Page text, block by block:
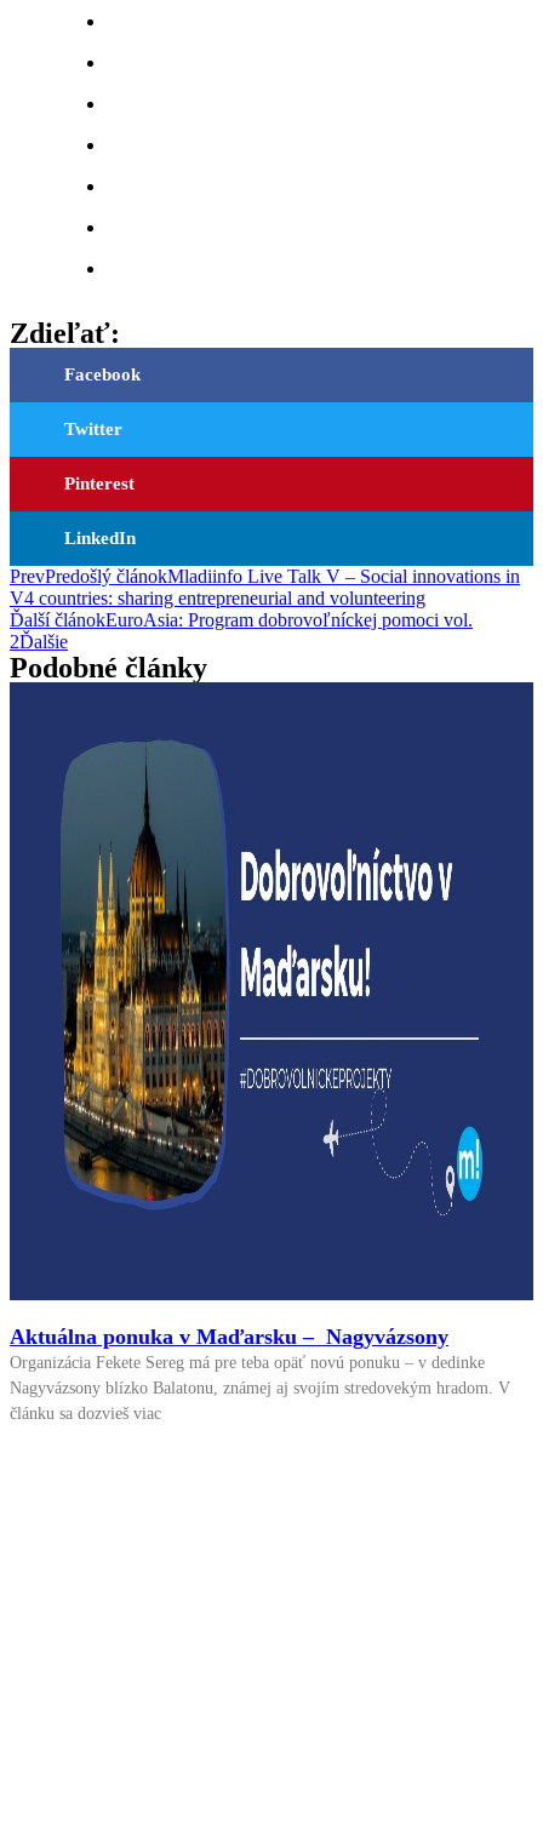
Zdieľať:
Facebook
Twitter
Pinterest
LinkedIn
PrevPredošlý článokMladiinfo Live Talk V – Social innovations in
V4 countries: sharing entrepreneurial and volunteering
Ďalší článokEuroAsia: Program dobrovoľníckej pomoci vol.
2Ďalšie
Podobné články
Aktuálna ponuka v Maďarsku – Nagyvázsony
Organizácia Fekete Sereg má pre teba opäť novú ponuku – v dedinke
Nagyvázsony blízko Balatonu, známej aj svojím stredovekým hradom. V
článku sa dozvieš viac